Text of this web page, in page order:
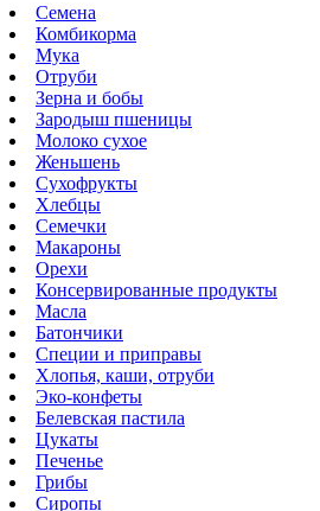
Семена
Комбикорма
Мука
Отруби
Зерна и бобы
Зародыш пшеницы
Молоко сухое
Женьшень
Сухофрукты
Хлебцы
Семечки
Макароны
Орехи
Консервированные продукты
Масла
Батончики
Специи и приправы
Хлопья, каши, отруби
Эко-конфеты
Белевская пастила
Цукаты
Печенье
Грибы
Сиропы